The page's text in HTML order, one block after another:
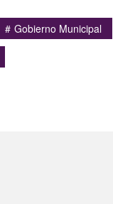
Gobierno Municipal